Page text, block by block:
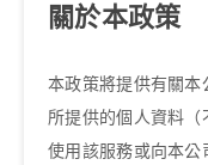
關於本政策
本政策將提供有關
所提供的個人資料
使用該服務或向本